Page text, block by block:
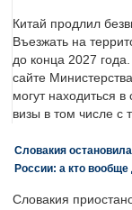
Китай продлил
Въезжать на
до конца 2027
сайте
могут находиться
визы в том числе с
Словакия
России: а кто вообще
Словакия